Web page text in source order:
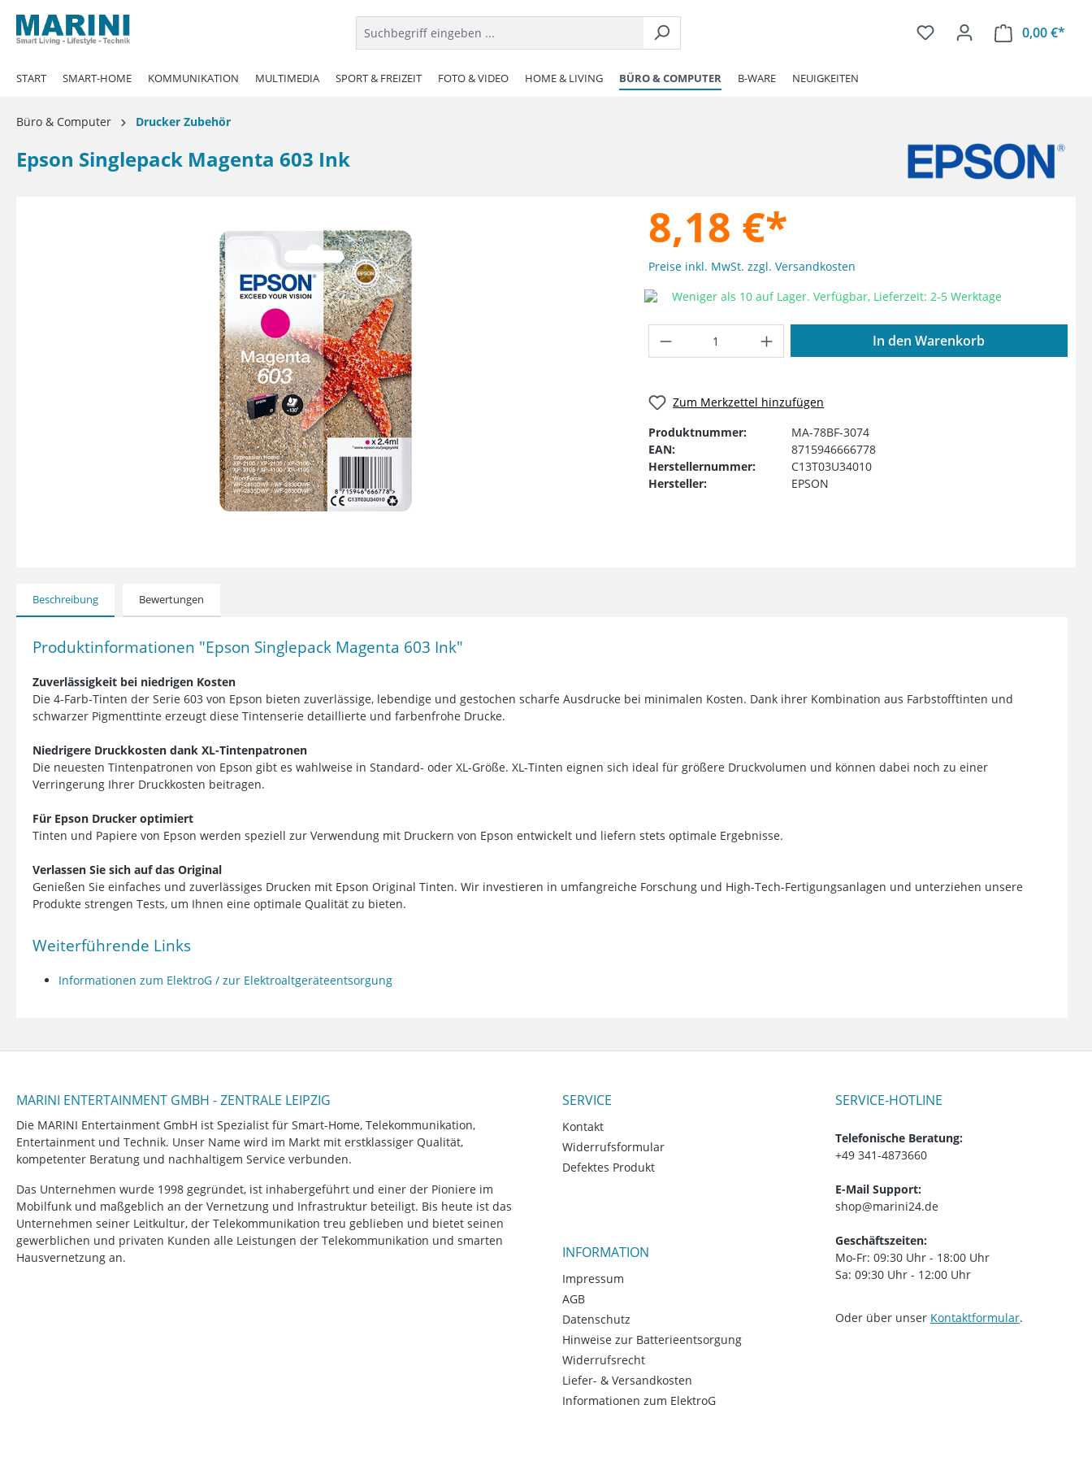
Zur Hauptnavigation springen
0,00 €*
START SMART-HOME KOMMUNIKATION MULTIMEDIA SPORT & FREIZEIT FOTO & VIDEO HOME & LIVING BÜRO & COMPUTER B-WARE NEUIGKEITEN
Büro & Computer Drucker Zubehör
Epson Singlepack Magenta 603 Ink
8,18 €*
Preise inkl. MwSt. zzgl. Versandkosten
Weniger als 10 auf Lager. Verfügbar, Lieferzeit: 2-5 Werktage
Produkt Anzahl: Gib den gewünschten Wert
In den Warenkorb
Zum Merkzettel hinzufügen
Produktnummer:
MA-78BF-3074
EAN:
8715946666778
Herstellernummer:
C13T03U34010
Hersteller:
EPSON
Beschreibung Bewertungen
Produktinformationen "Epson Singlepack Magenta 603 Ink"
Zuverlässigkeit bei niedrigen Kosten
Die 4-Farb-Tinten der Serie 603 von Epson bieten zuverlässige, lebendige und gestochen scharfe Ausdrucke bei minimalen Kosten. Dank ihrer Kombination aus Farbstofftinten und
schwarzer Pigmenttinte erzeugt diese Tintenserie detaillierte und farbenfrohe Drucke.
Niedrigere Druckkosten dank XL-Tintenpatronen
Die neuesten Tintenpatronen von Epson gibt es wahlweise in Standard- oder XL-Größe. XL-Tinten eignen sich ideal für größere Druckvolumen und können dabei noch zu einer
Verringerung Ihrer Druckkosten beitragen.
Für Epson Drucker optimiert
Tinten und Papiere von Epson werden speziell zur Verwendung mit Druckern von Epson entwickelt und liefern stets optimale Ergebnisse.
Verlassen Sie sich auf das Original
Genießen Sie einfaches und zuverlässiges Drucken mit Epson Original Tinten. Wir investieren in umfangreiche Forschung und High-Tech-Fertigungsanlagen und unterziehen unsere
Produkte strengen Tests, um Ihnen eine optimale Qualität zu bieten.
Weiterführende Links
Informationen zum ElektroG / zur Elektroaltgeräteentsorgung
MARINI ENTERTAINMENT GMBH - ZENTRALE LEIPZIG
Die MARINI Entertainment GmbH ist Spezialist für Smart-Home, Telekommunikation,
Entertainment und Technik. Unser Name wird im Markt mit erstklassiger Qualität,
kompetenter Beratung und nachhaltigem Service verbunden.
Das Unternehmen wurde 1998 gegründet, ist inhabergeführt und einer der Pioniere im
Mobilfunk und maßgeblich an der Vernetzung und Infrastruktur beteiligt. Bis heute ist das
Unternehmen seiner Leitkultur, der Telekommunikation treu geblieben und bietet seinen
gewerblichen und privaten Kunden alle Leistungen der Telekommunikation und smarten
Hausvernetzung an.
SERVICE
Kontakt
Widerrufsformular
Defektes Produkt
INFORMATION
Impressum
AGB
Datenschutz
Hinweise zur Batterieentsorgung
Widerrufsrecht
Liefer- & Versandkosten
Informationen zum ElektroG
SERVICE-HOTLINE
Telefonische Beratung:
+49 341-4873660
E-Mail Support:
shop@marini24.de
Geschäftszeiten:
Mo-Fr: 09:30 Uhr - 18:00 Uhr
Sa: 09:30 Uhr - 12:00 Uhr
Oder über unser Kontaktformular.